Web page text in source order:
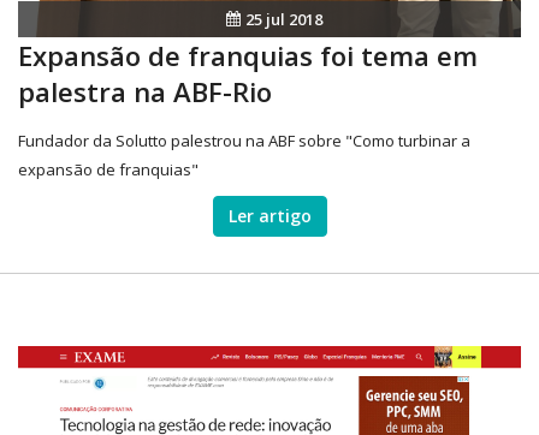
25 jul 2018
Expansão de franquias foi tema em
palestra na ABF-Rio
Fundador da Solutto palestrou na ABF sobre "Como turbinar a
expansão de franquias"
Ler artigo